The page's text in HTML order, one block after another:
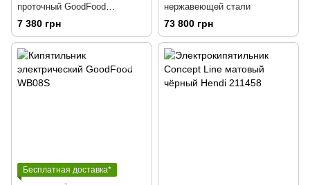
проточный GoodFood
WB10HOT-N
7 380 грн
нержавеющей стали
73 800 грн
Бесплатная доставка*